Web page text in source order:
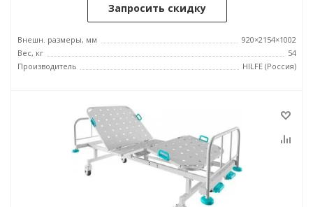
Запросить скидку
Внешн. размеры, мм
920×2154×1002
Вес, кг
54
Производитель
HILFE (Россия)